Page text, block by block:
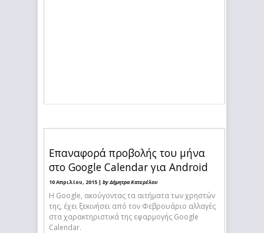
Επαναφορά προβολής του μήνα
στο Google Calendar για Android
10 Απριλίου, 2015 | by Δήμητρα Κατερέλου
Η Google, ακούγοντας τα αιτήματα των χρηστών
της, έχει ξεκινήσει από τον Φεβρουάριο αλλαγές
στα χαρακτηριστικά της εφαρμογής Google
Calendar.